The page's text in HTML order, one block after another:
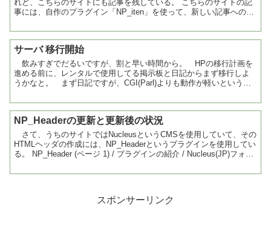
れど、こちらのサイトにも記事を残している。 こちらのサイトの記
事には、自作のプラグイン「NP_iten」を使って、新しい記事へのリ
サーバ 移行開始
飲みすぎでだるいですが、割と早い時間から。 HPの移行計画を
進める前に、レンタルで使用してる掲示板と日記からまず移行しよ
うかなと。 まず日記ですが、CGI(Parl)よりも動作が軽いという
NP_Headerの更新と更新後の状況
さて、うちのサイトではNucleusというCMSを使用していて、その
HTMLヘッダの作成には、NP_Headerというプラグインを使用してい
る。 NP_Header (ページ 1) / プラグインの紹介 / Nucleus(JP)フォ
スポンサーリンク